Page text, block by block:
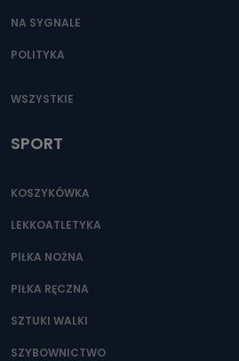
NA SYGNALE
POLITYKA
WSZYSTKIE
SPORT
KOSZYKÓWKA
LEKKOATLETYKA
PIŁKA NOŻNA
PIŁKA RĘCZNA
SZTUKI WALKI
SZYBOWNICTWO